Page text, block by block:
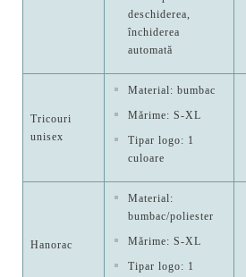
deschiderea,
închiderea
automată
Tricouri
unisex
Material: bumbac
Mărime: S-XL
Tipar logo: 1
culoare
Hanorac
Material:
bumbac/poliester
Mărime: S-XL
Tipar logo: 1